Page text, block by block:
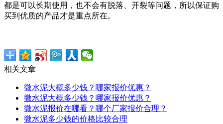
都是可以长期使用，也不会有脱落、开裂等问题，所以保证购
买到优质的产品才是重点所在。
相关文章
微水泥大概多少钱？哪家报价优惠？
微水泥大概多少钱？哪家报价优惠？
微水泥报价在哪看？哪个厂家报价合理？
微水泥多少钱的价格比较合理